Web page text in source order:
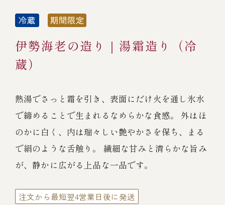
(中納言/鉄板焼ひかり)
（中納言厨房）
プライバシーポリシー
レストラン商品
鉄板焼ひかり
中納言
お弁当（冷凍）
その他
ギフト/贈り物
伊勢海老の造り｜湯霜造り（冷
蔵）
熱湯でさっと霜を引き、表面にだけ火を通し氷水
で締めることで生まれるなめらかな食感。 外はほ
のかに白く、内は瑞々しい艶やかさを保ち、まる
で絹のような舌触り。 繊細な甘みと清らかな旨み
が、静かに広がる上品な一品です。
注文から最短翌4営業日後に発送